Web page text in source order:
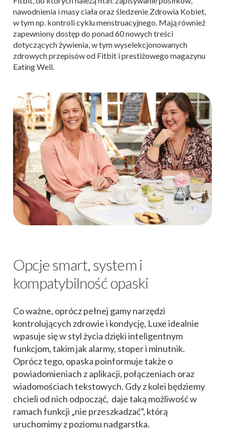
nawodnienia i masy ciała oraz śledzenie Zdrowia Kobiet,
w tym np. kontroli cyklu menstruacyjnego. Mają również
zapewniony dostęp do ponad 60 nowych treści
dotyczących żywienia, w tym wyselekcjonowanych
zdrowych przepisów od Fitbit i prestiżowego magazynu
Eating Well.
Opcje smart, system i
kompatybilność opaski
Co ważne, oprócz pełnej gamy narzędzi
kontrolujących zdrowie i kondycję, Luxe idealnie
wpasuje się w styl życia dzięki inteligentnym
funkcjom, takim jak alarmy, stoper i minutnik.
Oprócz tego, opaska poinformuje także o
powiadomieniach z aplikacji, połączeniach oraz
wiadomościach tekstowych. Gdy z kolei będziemy
chcieli od nich odpocząć, daje taką możliwość w
ramach funkcji „nie przeszkadzać”, którą
uruchomimy z poziomu nadgarstka.